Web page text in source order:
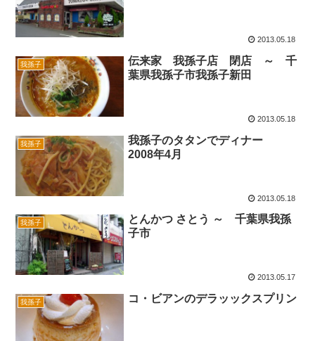
2013.05.18
我孫子
伝来家 我孫子店 閉店 ～ 千
葉県我孫子市我孫子新田
2013.05.18
我孫子
我孫子のタタンでディナー
2008年4月
2013.05.18
我孫子
とんかつ さとう ～ 千葉県我孫
子市
2013.05.17
我孫子 コ・ビアンのデラッックスプリン